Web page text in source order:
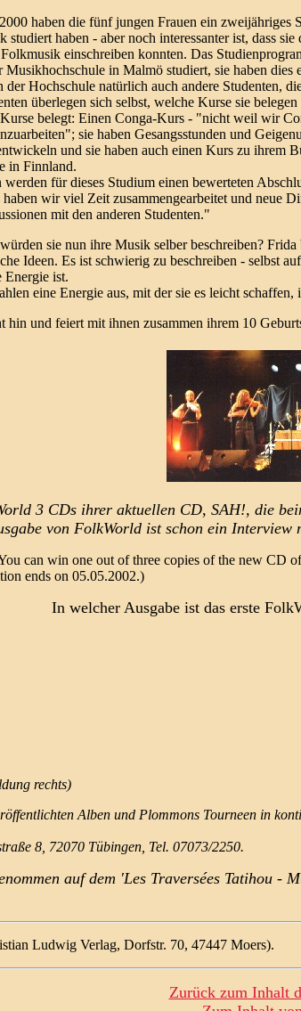
haben die fünf jungen Frauen ein zweijähriges
studiert haben - aber noch interessanter ist, dass
einschreiben konnten. Das
Musikhochschule in Malmö studiert, sie haben dies
der Hochschule natürlich auch andere Studenten,
überlegen sich selbst, welche Kurse sie
belegt: Einen Conga-Kurs - "nicht weil wir
sie haben Gesangsstunden und
und sie haben auch einen Kurs zu ihrem
in Finnland.
werden für dieses Studium einen bewerteten
haben wir viel Zeit zusammengearbeitet und neue
mit den anderen Studenten."
sie nun ihre Musik selber beschreiben?
Ideen. Es ist schwierig zu beschreiben - selbst
Energie ist.
eine Energie aus, mit der sie es leicht schaffen,
hin und feiert mit ihnen zusammen ihrem 10
3 CDs ihrer aktuellen CD, SAH!, die
von FolkWorld ist schon ein
can win one out of three copies of the new
ends on 05.05.2002.)
In welcher Ausgabe ist das erste
rechts)
Alben und Plommons Tourneen in
8, 72070 Tübingen, Tel. 07073/2250.
auf dem 'Les Traversées Tatihou
Ludwig Verlag, Dorfstr. 70, 47447 Moers).
Zurück zum Inhalt